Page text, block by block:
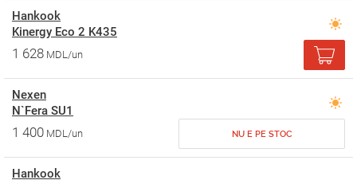
Hankook
Kinergy Eco 2 K435
1 628 MDL/un
Nexen
N`Fera SU1
1 400 MDL/un NU E PE STOC
Hankook